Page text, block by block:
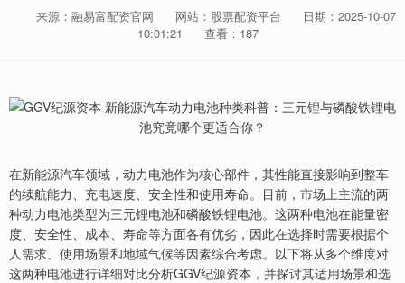
来源：融易富配资官网 网站：股票配资平台
日期：2025-10-07
10:01:21
查看：187
在新能源汽车领域，动力电池作为核心部件，其性能直接影响到整车
的续航能力、充电速度、安全性和使用寿命。目前，市场上主流的两
种动力电池类型为三元锂电池和磷酸铁锂电池。这两种电池在能量密
度、安全性、成本、寿命等方面各有优劣，因此在选择时需要根据个
人需求、使用场景和地域气候等因素综合考虑。以下将从多个维度对
这两种电池进行详细对比分析GGV纪源资本，并探讨其适用场景和选